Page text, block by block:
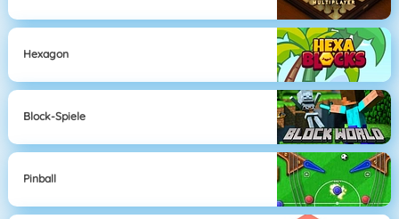
Hexagon
Block-Spiele
Pinball